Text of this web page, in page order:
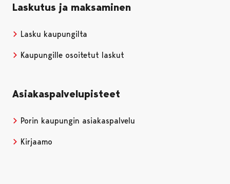
Laskutus ja maksaminen
Lasku kaupungilta
Kaupungille osoitetut laskut
Asiakaspalvelupisteet
Porin kaupungin asiakaspalvelu
Kirjaamo